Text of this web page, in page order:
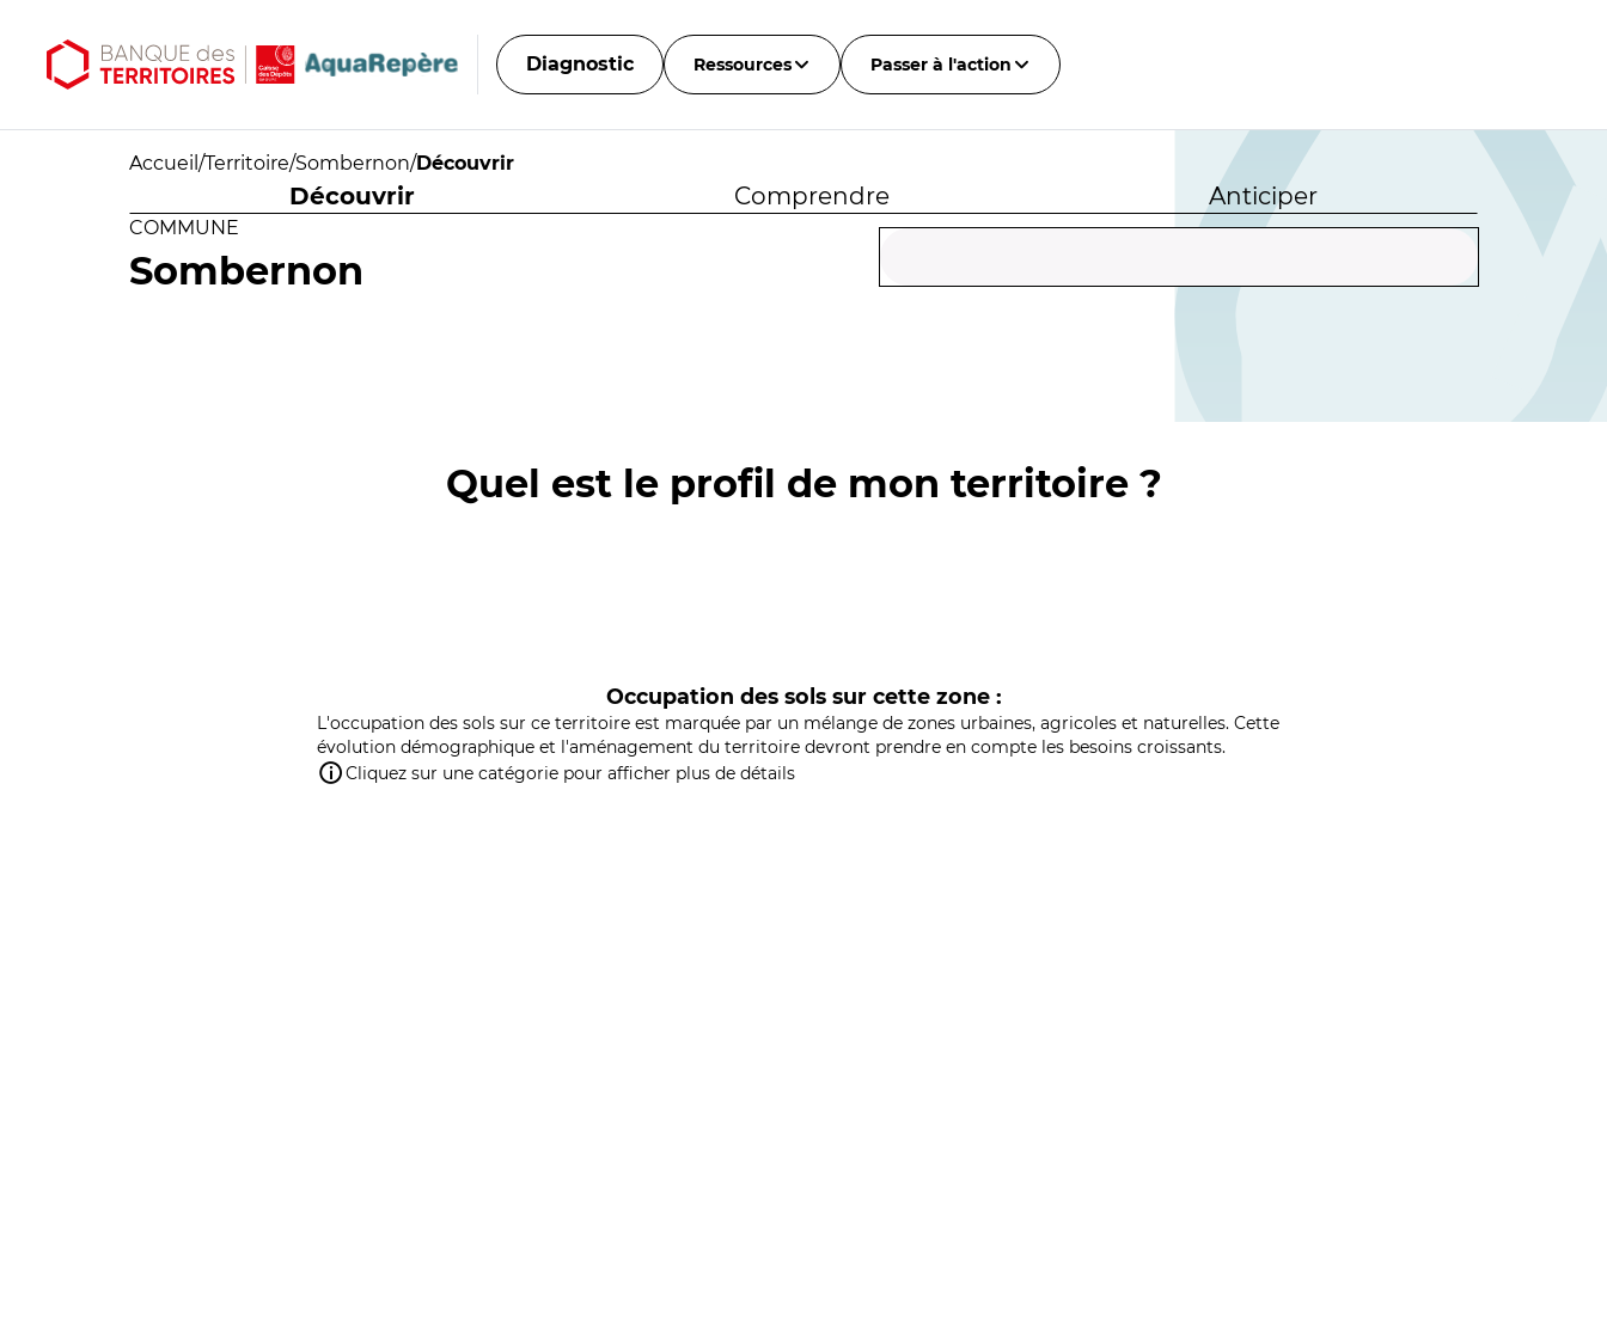
Diagnostic Ressources Passer à l'action
Accueil /Territoire/Sombernon/Découvrir
Découvrir Comprendre Anticiper
COMMUNE
Sombernon
Quel est le profil de mon territoire ?
Occupation des sols sur cette zone :
L'occupation des sols sur ce territoire est marquée par un mélange de zones urbaines, agricoles et naturelles. Cette
évolution démographique et l'aménagement du territoire devront prendre en compte les besoins croissants.
Cliquez sur une catégorie pour afficher plus de détails